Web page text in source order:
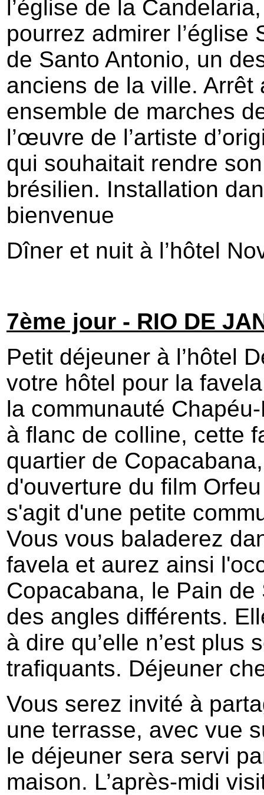
l’église de la
pourrez admirer
de Santo Antonio, un
anciens de la ville.
ensemble de marches
l’œuvre de l’artiste
qui souhaitait rendre
brésilien. Installation
bienvenue
Dîner et nuit à l’hôtel
7ème jour - RIO DE
Petit déjeuner à l’hôtel
votre hôtel pour la
la communauté
à flanc de colline, cette
quartier de
d'ouverture du film
s'agit d'une petite
Vous vous baladerez
favela et aurez ainsi
Copacabana, le Pain
des angles différents.
à dire qu’elle n’est plus
trafiquants. Déjeuner
Vous serez invité à
une terrasse, avec vue
le déjeuner sera servi
maison. L’après-midi